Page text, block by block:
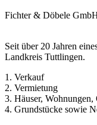
Fichter & Döbele
Seit über 20 Jahren
Landkreis Tuttlingen.
1. Verkauf
2. Vermietung
3. Häuser, Wohnungen,
4. Grundstücke sowie